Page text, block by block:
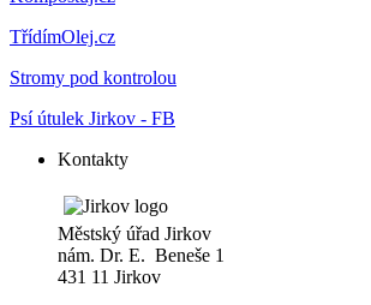
TřídímOlej.cz
Stromy pod kontrolou
Psí útulek Jirkov - FB
Kontakty
Městský úřad Jirkov
nám. Dr. E. Beneše 1
431 11 Jirkov